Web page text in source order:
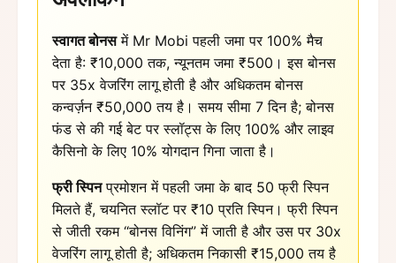
स्वागत बोनसमें Mr Mobi पहली जमा पर 100% मैच
देता है: ₹10,000 तक, न्यूनतम जमा ₹500। इस बोनस
पर 35x वेजरिंग लागू होती है और अधिकतम बोनस
कन्वर्ज़न ₹50,000 तय है। समय सीमा 7 दिन है; बोनस
फंड से की गई बेट पर स्लॉट्स के लिए 100% और लाइव
कैसिनो के लिए 10% योगदान गिना जाता है।
फ्री स्पिनप्रमोशन में पहली जमा के बाद 50 फ्री स्पिन
मिलते हैं, चयनित स्लॉट पर ₹10 प्रति स्पिन। फ्री स्पिन
से जीती रकम “बोनस विनिंग” में जाती है और उस पर 30x
वेजरिंग लागू होती है; अधिकतम निकासी ₹15,000 तय है